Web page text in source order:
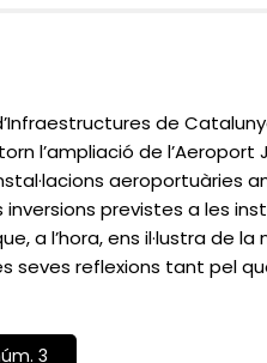
de
l’ampliació de l’Aeroport
aeroportuàries
previstes a les
a l’hora, ens il·lustra de
seves reflexions tant pel
3